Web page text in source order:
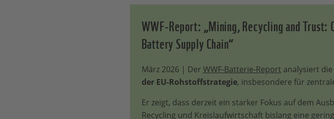
WWF-Report: „Mining, Recycling and Trust:
Battery Supply Chain“
März 2026 | Der WWF-Batterie-Report analysiert die
der EU-Rohstoffstrategie, insbesondere für
Er zeigt, dass derzeit ein starker Fokus auf dem
Recycling und Kreislaufwirtschaft bislang eine